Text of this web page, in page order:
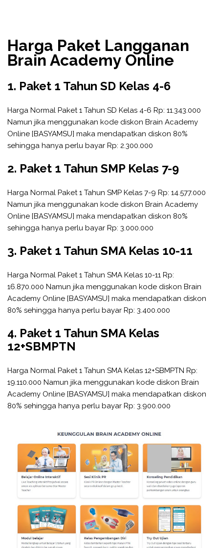
Harga Paket Langganan
Brain Academy Online
1. Paket 1 Tahun SD Kelas 4-6
Harga Normal Paket 1 Tahun SD Kelas 4-6 Rp: 11.343.000
Namun jika menggunakan kode diskon Brain Academy
Online [BASYAMSU] maka mendapatkan diskon 80%
sehingga hanya perlu bayar Rp: 2.300.000
2. Paket 1 Tahun SMP Kelas 7-9
Harga Normal Paket 1 Tahun SMP Kelas 7-9 Rp: 14.577.000
Namun jika menggunakan kode diskon Brain Academy
Online [BASYAMSU] maka mendapatkan diskon 80%
sehingga hanya perlu bayar Rp: 3.000.000
3. Paket 1 Tahun SMA Kelas 10-11
Harga Normal Paket 1 Tahun SMA Kelas 10-11 Rp:
16.870.000 Namun jika menggunakan kode diskon Brain
Academy Online [BASYAMSU] maka mendapatkan diskon
80% sehingga hanya perlu bayar Rp: 3.400.000
4. Paket 1 Tahun SMA Kelas
12+SBMPTN
Harga Normal Paket 1 Tahun SMA Kelas 12+SBMPTN Rp:
19.110.000 Namun jika menggunakan kode diskon Brain
Academy Online [BASYAMSU] maka mendapatkan diskon
80% sehingga hanya perlu bayar Rp: 3.900.000